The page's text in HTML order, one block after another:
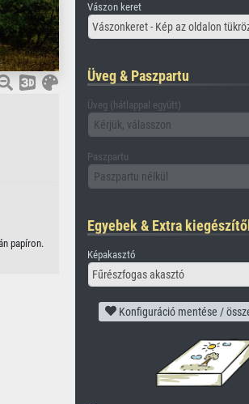
papíron.
Vászon keret
Vászonkeret - Kép az oldalon
Üveg & Paszpartu
Üveg (hátlappal együtt)
Kérjük, válasszon
Paszpartu
Paszpartu nélkül
Egyebek & Extra
Képakasztó
Fűrészfogas akasztó
Konfiguráció mentése /